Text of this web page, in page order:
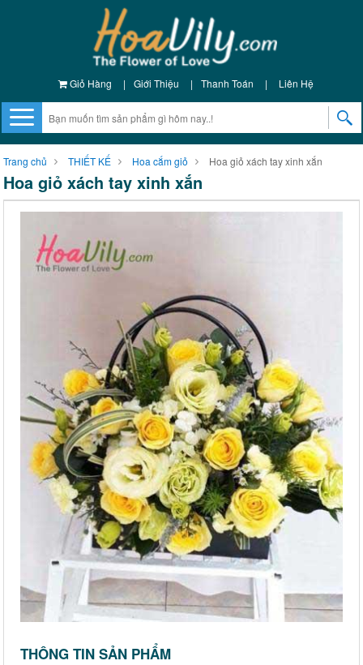
Giỏ Hàng | Giới Thiệu | Thanh Toán | Liên Hệ
Trang chủ THIẾT KẾ Hoa cắm giỏ Hoa giỏ xách tay xinh xắn
Hoa giỏ xách tay xinh xắn
THÔNG TIN SẢN PHẨM